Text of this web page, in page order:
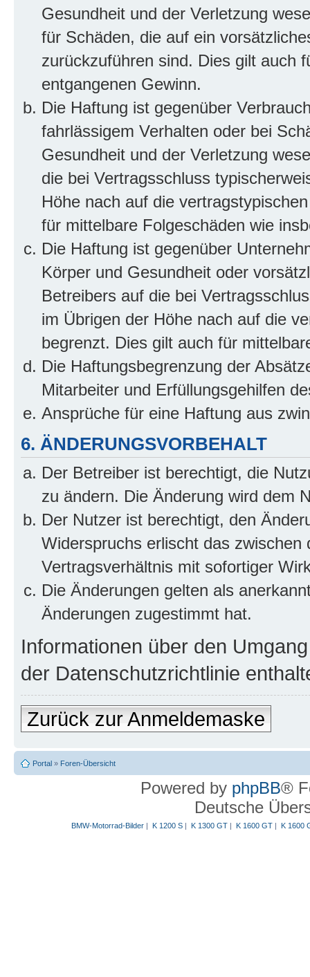
Gesundheit und der Verletzung
für Schäden, die auf ein
zurückzuführen sind. Dies gilt auch
entgangenen Gewinn.
Die Haftung ist gegenüber
fahrlässigem Verhalten oder bei
Gesundheit und der Verletzung
die bei Vertragsschluss
Höhe nach auf die
für mittelbare Folgeschäden wie
Die Haftung ist gegenüber
Körper und Gesundheit oder
Betreibers auf die bei
im Übrigen der Höhe nach auf die
begrenzt. Dies gilt auch für
Die Haftungsbegrenzung der
Mitarbeiter und Erfüllungsgehilfen
Ansprüche für eine Haftung aus
6. ÄNDERUNGSVORBEHALT
Der Betreiber ist berechtigt, die
zu ändern. Die Änderung wird dem
Der Nutzer ist berechtigt, den
Widerspruchs erlischt das
Vertragsverhältnis mit sofortiger
Die Änderungen gelten als
Änderungen zugestimmt hat.
Informationen über den
der Datenschutzrichtlinie
Zurück zur Anmeldemaske
Portal » Foren-Übersicht
Powered by phpBB®
Deutsche
BMW-Motorrad-Bilder| K 1200 S| K 1300 GT| K 1600 GT| K 1600